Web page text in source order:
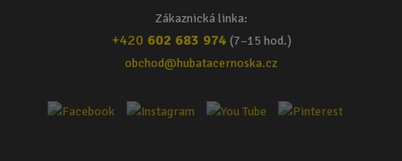
Zákaznická linka:
+420 602 683 974 (7–15 hod.)
obchod@hubatacernoska.cz